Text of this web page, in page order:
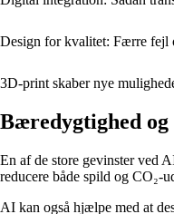
Design for kvalitet: Færre fejl
3D-print skaber nye
Bæredygtighed
En af de store gevinster ved
reducere både spild og CO₂-
AI kan også hjælpe med at